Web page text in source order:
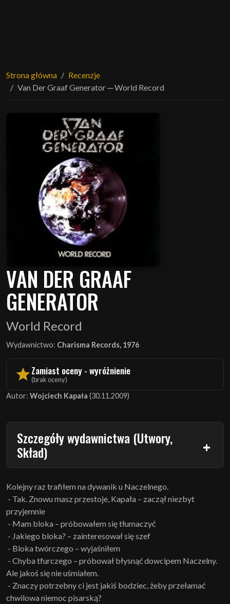
Strona główna
Recenzje
Van Der Graaf Generator ─ World Record
VAN DER GRAAF
GENERATOR
World Record
Wydawnictwo: Charisma Records, 1976
Zamiast oceny - wyróżnienie
(brak oceny)
Autor: Wojciech Kapała (30.11.2009)
Szczegóły wydawnictwa (Utwory,
Skład)
Kolejny raz trafiłem na dywanik u Naczelnego.
- Tak. Znowu masz przestoje, Kapała – zaczął niezbyt
przyjemnie
- Mam bloka – próbowałem się tłumaczyć
- Jakiego bloka? – zainteresował się szef
- Bloka twórczego – wyjaśniłem
- Chyba tfurczego – próbował błysnąć dowcipem Naczelny.
Ale jakoś się nie uśmiałem.
- Znaczy potrzebny ci jest jakiś bodziec, żeby przełamać
chwilowa niemoc pisarską?